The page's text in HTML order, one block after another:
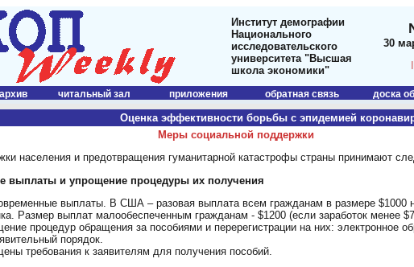
Институт демографии
Национального
исследовательского
университета "Высшая
школа экономики"
30
архив читальный зал приложения обратная связь доска
Оценка эффективности борьбы с эпидемией
Меры социальной поддержки
населения и предотвращения гуманитарной катастрофы страны принимают
выплаты и упрощение процедуры их получения
выплаты. В США – разовая выплата всем гражданам в размере $1000
Размер выплат малообеспеченным гражданам - $1200 (если заработок менее
процедур обращения за пособиями и перерегистрации на них: электронное
порядок.
требования к заявителям для получения пособий.